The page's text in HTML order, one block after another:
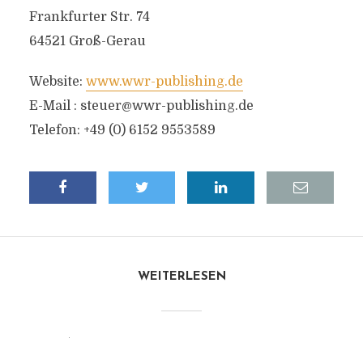
Frankfurter Str. 74
64521 Groß-Gerau
Website: www.wwr-publishing.de
E-Mail : steuer@wwr-publishing.de
Telefon: +49 (0) 6152 9553589
WEITERLESEN